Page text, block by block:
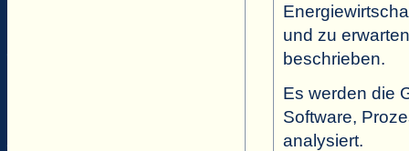
und zu
beschrieben.
Es werden die
Software,
analysiert.